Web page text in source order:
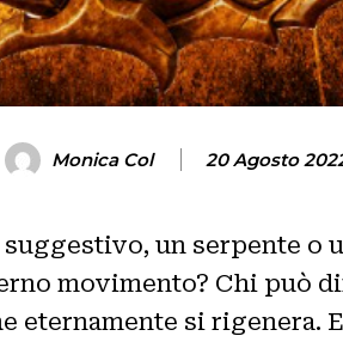
Monica Col 20 Agosto
un serpente o
movimento? Chi può
si rigenera.